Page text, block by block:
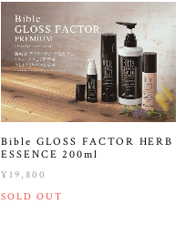
Bible GLOSS FACTOR HERB
ESSENCE 200ml
¥19,800
SOLD OUT